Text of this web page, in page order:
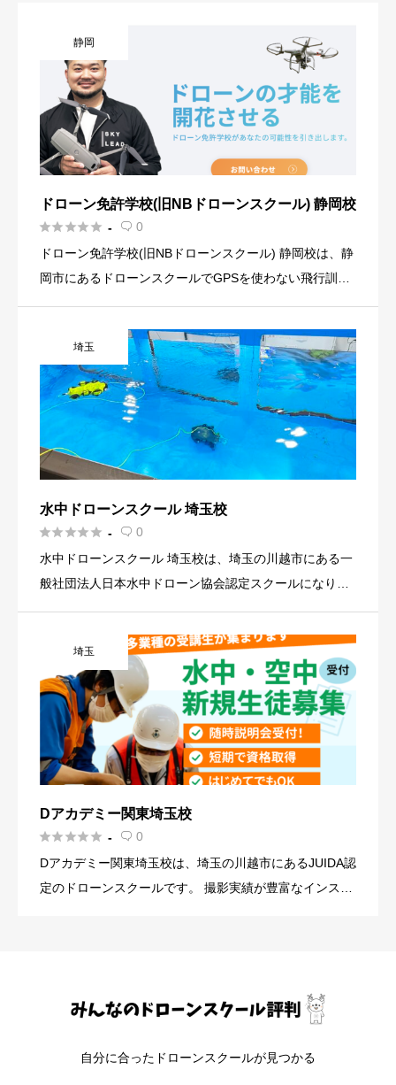
静岡
ドローン免許学校(旧NBドローンスクール) 静岡校
 -  0
ドローン免許学校(旧NBドローンスクール) 静岡校は、静
岡市にあるドローンスクールでGPSを使わない飛行訓練
に重点を置いており、緊急時にも対応できる高度な技術
を身につけることができます。 講師との親密なコミュニ
ケーション […]
埼玉
水中ドローンスクール 埼玉校
 -  0
水中ドローンスクール 埼玉校は、埼玉の川越市にある一
般社団法人日本水中ドローン協会認定スクールになりま
知識を学ぶことができ、水中ドローンの普及活動”に貢献
した認定スクー […]
埼玉
Dアカデミー関東埼玉校
 -  0
Dアカデミー関東埼玉校は、埼玉の川越市にあるJUIDA認
定のドローンスクールです。 撮影実績が豊富なインスト
自分に合ったドローンスクールが見つかる